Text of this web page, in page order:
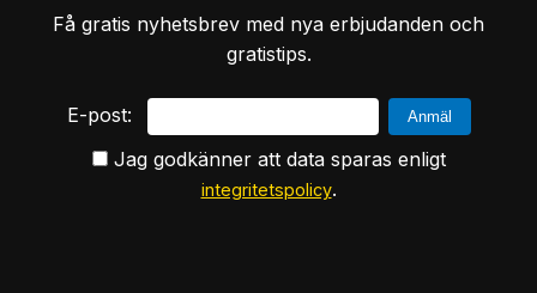
Få gratis nyhetsbrev med nya erbjudanden och
gratistips.
E-post:
Jag godkänner att data sparas enligt
integritetspolicy.